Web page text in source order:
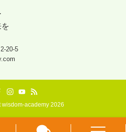
20-5
academy 2026